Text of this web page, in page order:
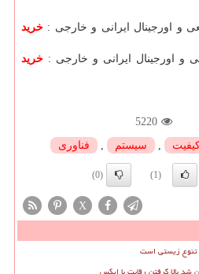
و اورجینال ایرانی و خارجی : خرید
و اورجینال ایرانی و خارجی : خرید
5220
, سیستم , فناوری
(1)
(0)
X
تنوع زیستی است